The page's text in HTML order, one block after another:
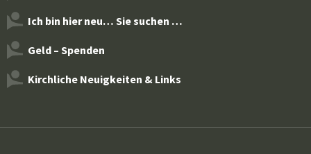
Ich bin hier neu… Sie suchen …
Geld – Spenden
Kirchliche Neuigkeiten & Links